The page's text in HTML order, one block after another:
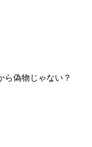
ら偽物じゃない？